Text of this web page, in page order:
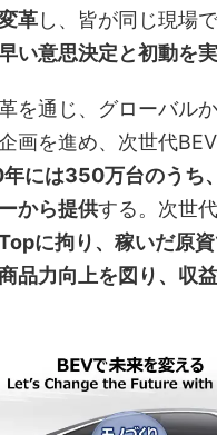
革し、皆が同じ現場
い意思決定と初動を
を通じ、グローバル
画を進め、次世代
には350万台のうち
から提供する。次世
に拘り、稼いだ原
品力向上を図り、収